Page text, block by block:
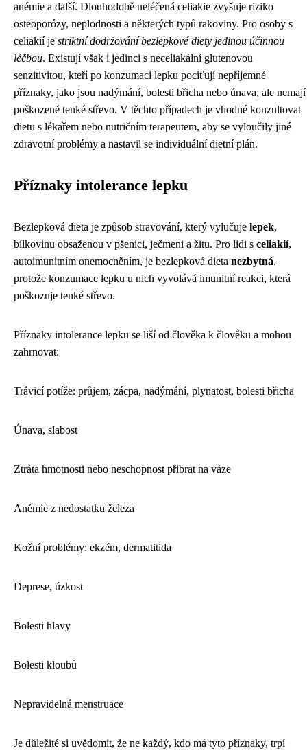
anémie a další. Dlouhodobě neléčená celiakie zvyšuje riziko
osteoporózy, neplodnosti a některých typů rakoviny. Pro osoby s
celiakií je striktní dodržování bezlepkové diety jedinou účinnou
léčbou. Existují však i jedinci s neceliakální glutenovou
senzitivitou, kteří po konzumaci lepku pociťují nepříjemné
příznaky, jako jsou nadýmání, bolesti břicha nebo únava, ale nemají
poškozené tenké střevo. V těchto případech je vhodné konzultovat
dietu s lékařem nebo nutričním terapeutem, aby se vyloučily jiné
zdravotní problémy a nastavil se individuální dietní plán.
Příznaky intolerance lepku
Bezlepková dieta je způsob stravování, který vylučuje lepek,
bílkovinu obsaženou v pšenici, ječmeni a žitu. Pro lidi s celiakií,
autoimunitním onemocněním, je bezlepková dieta nezbytná,
protože konzumace lepku u nich vyvolává imunitní reakci, která
poškozuje tenké střevo.
Příznaky intolerance lepku se liší od člověka k člověku a mohou
zahrnovat:
Trávicí potíže: průjem, zácpa, nadýmání, plynatost, bolesti břicha
Únava, slabost
Ztráta hmotnosti nebo neschopnost přibrat na váze
Anémie z nedostatku železa
Kožní problémy: ekzém, dermatitida
Deprese, úzkost
Bolesti hlavy
Bolesti kloubů
Nepravidelná menstruace
Je důležité si uvědomit, že ne každý, kdo má tyto příznaky, trpí